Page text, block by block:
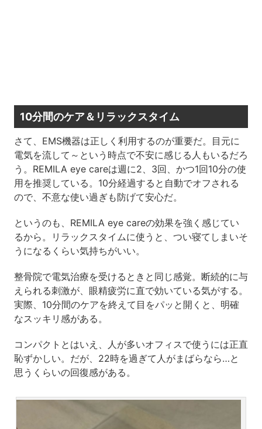
10分間のケア＆リラックスタイム
さて、EMS機器は正しく利用するのが重要だ。目元に
電気を流して～という時点で不安に感じる人もいるだろ
う。REMILA eye careは週に2、3回、かつ1回10分の使
用を推奨している。10分経過すると自動でオフされる
ので、不意な使い過ぎも防げて安心だ。
というのも、REMILA eye careの効果を強く感じてい
るから。リラックスタイムに使うと、つい寝てしまいそ
うになるくらい気持ちがいい。
整骨院で電気治療を受けるときと同じ感覚。断続的に与
えられる刺激が、眼精疲労に直で効いている気がする。
実際、10分間のケアを終えて目をパッと開くと、明確
なスッキリ感がある。
コンパクトとはいえ、人が多いオフィスで使うには正直
恥ずかしい。だが、22時を過ぎて人がまばらなら…と
思うくらいの回復感がある。